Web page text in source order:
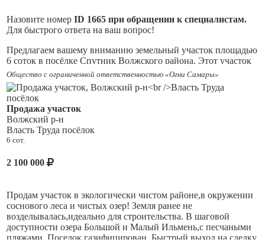
Назовите номер ID 1665 при обращении к специалистам.
Для быстрого ответа на ваш вопрос!
Предлагаем вашему вниманию земельный участок площадью
6 соток в посёлке Спутник Волжского района. Этот участок
— прекрасная возможность реализовать ваши идеи и создать
нечто уникальное. Коммуникации - газ, вода, электричество
по забору. Дорога по поселку асфальтированная, до участка
30 метров щебенка. Посёлок Спутник — это живописное
место, где вы сможете воплотить свои мечты в реальность.
Участок предоставляет широкие возможности для
строительства загородного дома, создания сада или огорода,
а также для реализации различных проектов. Приобретение
земельного участка в ипотеку делает его ещё более
доступным. Вы можете начать строительство своей мечты
живописном посёлке. Свяжитесь с нами, чтобы узнать
больше информации и начать процесс оформления сделки.
Общество с ограниченной ответственностью «Огни Самары»
Продажа участок
Волжский р-н
Власть Труда посёлок
6 сот.
2 100 000
Продам участок в экологически чистом районе,в окружении
соснового леса и чистых озер! Земля ранее не
возделывалась,идеально для строительства. В шаговой
доступности озера Большой и Малый Ильмень,с песчаными
пляжами. Поселок газифицирован. Быстрый выход на сделку.